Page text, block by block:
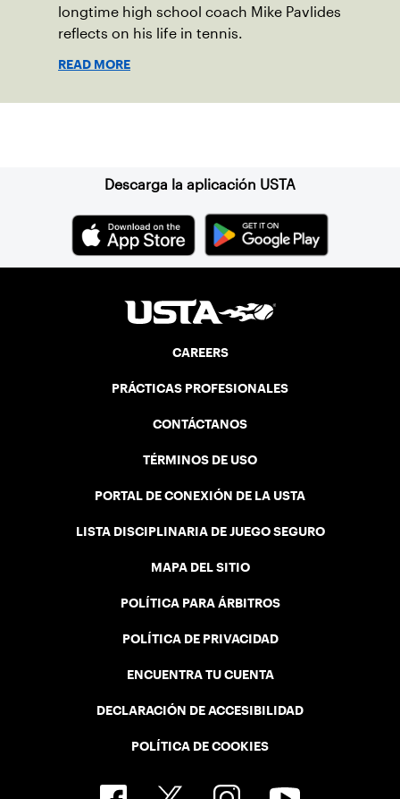
longtime high school coach Mike Pavlides
reflects on his life in tennis.
READ MORE
Descarga la aplicación USTA
CAREERS
PRÁCTICAS PROFESIONALES
CONTÁCTANOS
TÉRMINOS DE USO
PORTAL DE CONEXIÓN DE LA USTA
LISTA DISCIPLINARIA DE JUEGO SEGURO
MAPA DEL SITIO
POLÍTICA PARA ÁRBITROS
POLÍTICA DE PRIVACIDAD
ENCUENTRA TU CUENTA
DECLARACIÓN DE ACCESIBILIDAD
POLÍTICA DE COOKIES